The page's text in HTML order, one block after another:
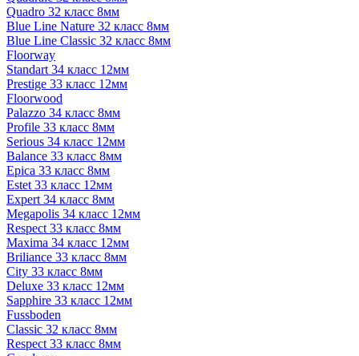
Quadro 32 класс 8мм
Blue Line Nature 32 класс 8мм
Blue Line Classic 32 класс 8мм
Floorway
Standart 34 класс 12мм
Prestige 33 класс 12мм
Floorwood
Palazzo 34 класс 8мм
Profile 33 класс 8мм
Serious 34 класс 12мм
Balance 33 класс 8мм
Epica 33 класс 8мм
Estet 33 класс 12мм
Expert 34 класс 8мм
Megapolis 34 класс 12мм
Respect 33 класс 8мм
Maxima 34 класс 12мм
Briliance 33 класс 8мм
City 33 класс 8мм
Deluxe 33 класс 12мм
Sapphire 33 класс 12мм
Fussboden
Classic 32 класс 8мм
Respect 33 класс 8мм